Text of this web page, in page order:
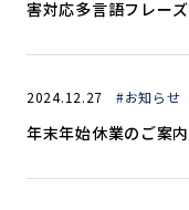
害対応多言語フレー
2024.12.27 #お知らせ
年末年始休業のご案内